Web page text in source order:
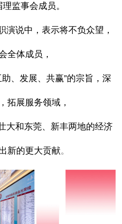
监事会成员。
演说中，表示将不负众望，
全体成员，
、发展、共赢”的宗旨，深
拓展服务领域，
大和东莞、新丰两地的经济
新的更大贡献。